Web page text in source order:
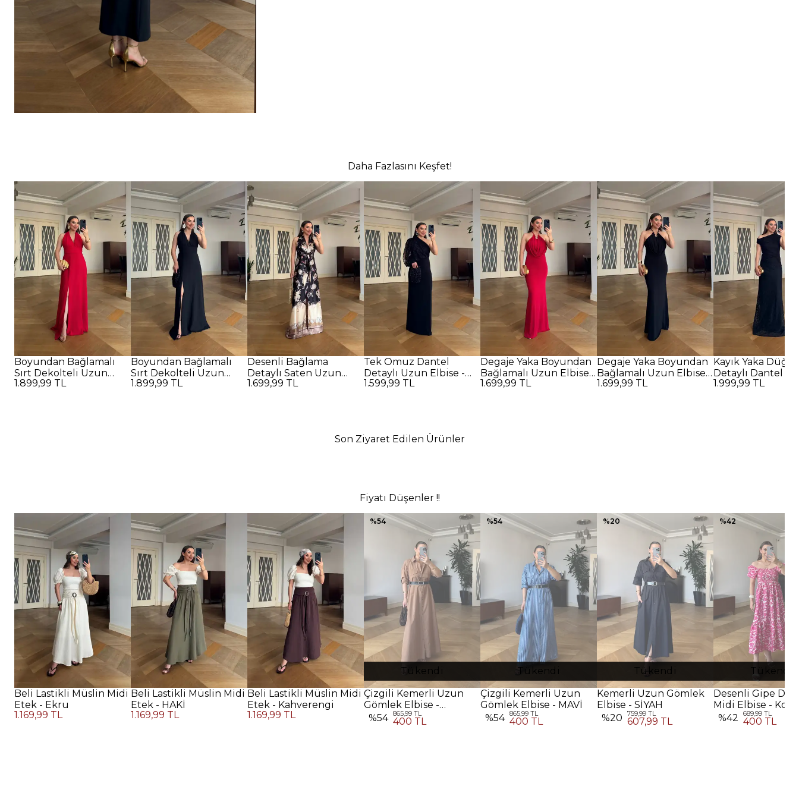
Daha Fazlasını Keşfet!
Boyundan Bağlamalı
Sırt Dekolteli Uzun
Elbise - Kırmızı
1.899,99 TL
Boyundan Bağlamalı
Sırt Dekolteli Uzun
Elbise - SİYAH
1.899,99 TL
Desenli Bağlama
Detaylı Saten Uzun
Elbise - SİYAH
1.699,99 TL
Tek Omuz Dantel
Detaylı Uzun Elbise -
SİYAH
1.599,99 TL
Degaje Yaka Boyundan
Bağlamalı Uzun Elbise -
Kırmızı
1.699,99 TL
Degaje Yaka Boyundan
Bağlamalı Uzun Elbise -
SİYAH
1.699,99 TL
Kayık Yaka
Detaylı Dantel
Elbise - SİYAH
1.999,99 TL
Son Ziyaret Edilen Ürünler
Fiyatı Düşenler !!
Beli Lastikli Müslin Midi
Etek - Ekru
1.169,99 TL
Beli Lastikli Müslin Midi
Etek - HAKİ
1.169,99 TL
Beli Lastikli Müslin Midi
Etek - Kahverengi
1.169,99 TL
Tükendi
%54
Çizgili Kemerli Uzun
Gömlek Elbise -
Kahverengi
%54 865,99 TL
400 TL
Tükendi
%54
Çizgili Kemerli Uzun
Gömlek Elbise - MAVİ
%54 865,99 TL
400 TL
Tükendi
%20
Kemerli Uzun Gömlek
Elbise - SİYAH
%20 759,99 TL
607,99 TL
Tükendi
%42
Desenli Gipe
Midi Elbise - Koyu
Pembe
%42 689,99 TL
400 TL